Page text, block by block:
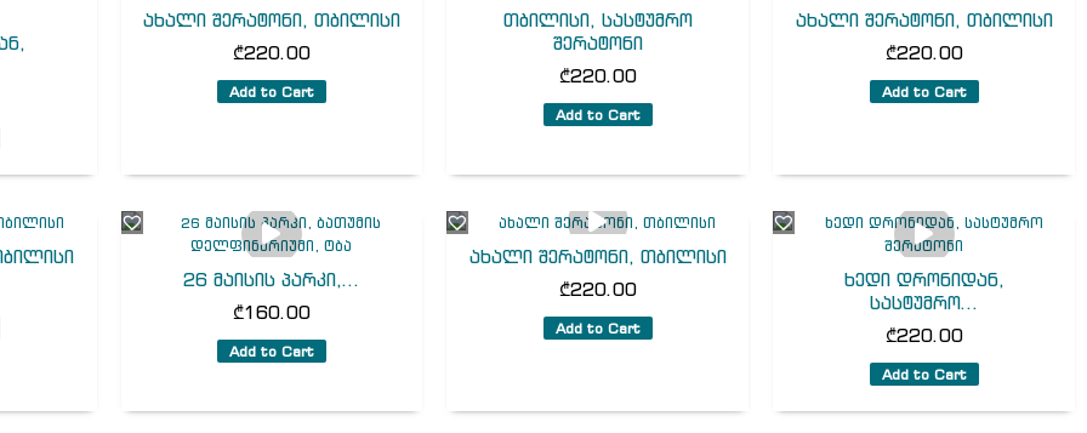
ახალი შერატონი, თბილისი
₾220.00
Add to Cart
თბილისი, სასტუმრო
შერატონი
₾220.00
Add to Cart
ახალი შერატონი, თბილისი
₾220.00
Add to Cart
26 მაისის პარკი,...
₾160.00
Add to Cart
ახალი შერატონი, თბილისი
₾220.00
Add to Cart
ხედი დრონიდან,
სასტუმრო...
₾220.00
Add to Cart